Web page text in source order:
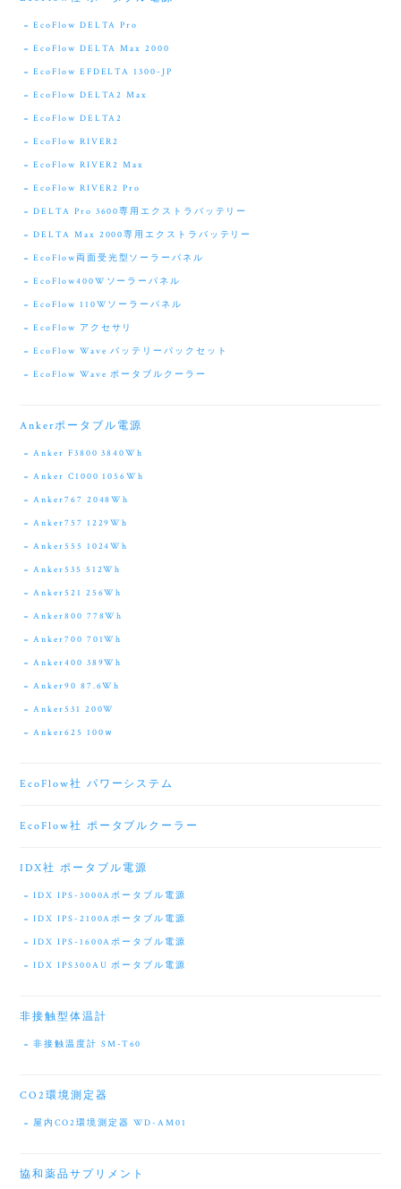
EcoFlow DELTA Pro
EcoFlow DELTA Max 2000
EcoFlow EFDELTA 1300-JP
EcoFlow DELTA2 Max
EcoFlow DELTA2
EcoFlow RIVER2
EcoFlow RIVER2 Max
EcoFlow RIVER2 Pro
DELTA Pro 3600専用エクストラバッテリー
DELTA Max 2000専用エクストラバッテリー
EcoFlow両面受光型ソーラーパネル
EcoFlow400Wソーラーパネル
EcoFlow 110Wソーラーパネル
EcoFlow アクセサリ
EcoFlow Wave バッテリーパックセット
EcoFlow Wave ポータブルクーラー
Ankerポータブル電源
Anker F3800 3840Wh
Anker C1000 1056Wh
Anker767 2048Wh
Anker757 1229Wh
Anker555 1024Wh
Anker535 512Wh
Anker521 256Wh
Anker800 778Wh
Anker700 701Wh
Anker400 389Wh
Anker90 87.6Wh
Anker531 200W
Anker625 100ｗ
EcoFlow社 パワーシステム
EcoFlow社 ポータブルクーラー
IDX社 ポータブル電源
IDX IPS-3000Aポータブル電源
IDX IPS-2100Aポータブル電源
IDX IPS-1600Aポータブル電源
IDX IPS300AU ポータブル電源
非接触型体温計
非接触温度計 SM-T60
CO2環境測定器
屋内CO2環境測定器 WD-AM01
協和薬品サプリメント